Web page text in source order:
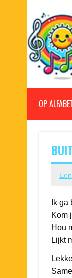
OP
Ik
Kom
Hou
Lijkt